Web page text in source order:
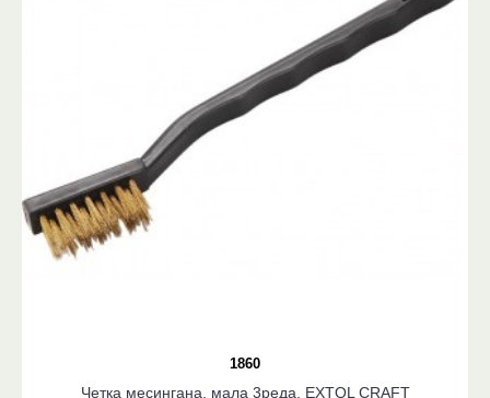
1860
Четка месингана, мала 3реда, EXTOL CRAFT